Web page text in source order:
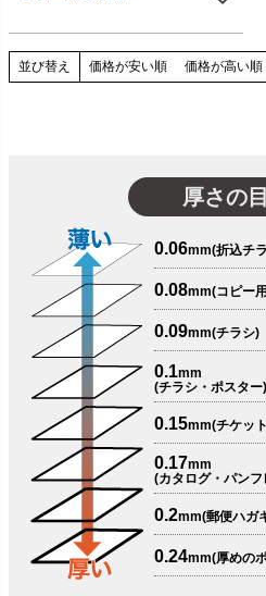
並び替え 価格が安い順 価格が高い順
厚さの
0.06mm(折込チ
0.08mm(コピー
0.09mm(チラシ)
0.1mm
(チラシ・ポスター)
0.15mm(チケッ
0.17mm
(カタログ・パンフ
0.2mm(郵便ハガ
0.24mm(厚めの